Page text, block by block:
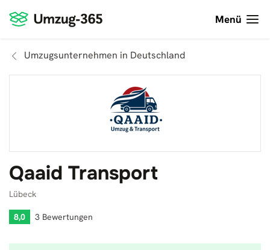
Menü
Umzugsunternehmen in Deutschland
Qaaid Transport
Lübeck
8,0 3 Bewertungen